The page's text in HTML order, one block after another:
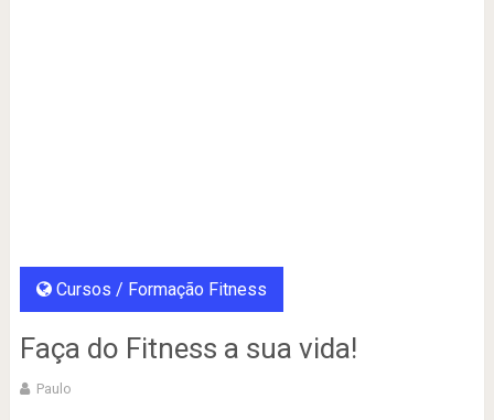
Cursos / Formação Fitness
Faça do Fitness a sua vida!
Paulo